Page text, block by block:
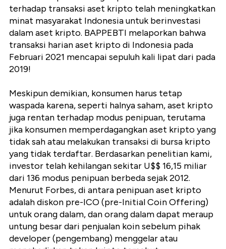
terhadap transaksi aset kripto telah meningkatkan
minat masyarakat Indonesia untuk berinvestasi
dalam aset kripto. BAPPEBTI melaporkan bahwa
transaksi harian aset kripto di Indonesia pada
Februari 2021 mencapai sepuluh kali lipat dari pada
2019!
Meskipun demikian, konsumen harus tetap
waspada karena, seperti halnya saham, aset kripto
juga rentan terhadap modus penipuan, terutama
jika konsumen memperdagangkan aset kripto yang
tidak sah atau melakukan transaksi di bursa kripto
yang tidak terdaftar. Berdasarkan penelitian kami,
investor telah kehilangan sekitar U$$ 16,15 miliar
dari 136 modus penipuan berbeda sejak 2012.
Menurut Forbes, di antara penipuan aset kripto
adalah diskon pre-ICO (pre-Initial Coin Offering)
untuk orang dalam, dan orang dalam dapat meraup
untung besar dari penjualan koin sebelum pihak
developer (pengembang) menggelar atau